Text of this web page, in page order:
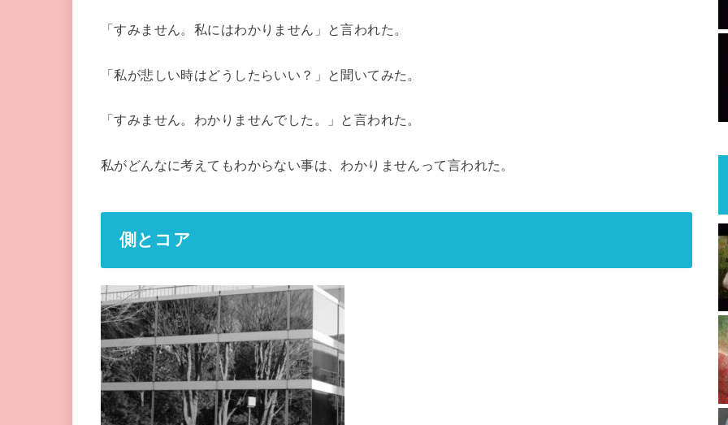
「すみません。私にはわかりません」と言われた。
「私が悲しい時はどうしたらいい？」と聞いてみた。
「すみません。わかりませんでした。」と言われた。
私がどんなに考えてもわからない事は、わかりませんって言われた。
側とコア